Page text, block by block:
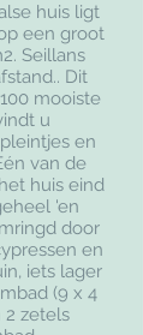
huis ligt
een groot
Seillans
Dit
mooiste
u
en
van de
huis eind
'en
door
en
iets lager
(9 x 4
2 zetels